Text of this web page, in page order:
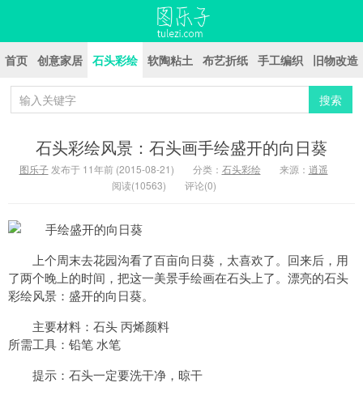
首页 创意家居 石头彩绘 软陶粘土 布艺折纸 手工编织 旧物改造
石头彩绘风景：石头画手绘盛开的向日葵
图乐子发布于 11年前 (2015-08-21) 分类： 石头彩绘 来源： 逍遥
阅读(10563)
评论(0)
上个周末去花园沟看了百亩向日葵，太喜欢了。回来后，用
了两个晚上的时间，把这一美景手绘画在石头上了。漂亮的石头
彩绘风景：盛开的向日葵。
主要材料：石头 丙烯颜料
所需工具：铅笔 水笔
提示：石头一定要洗干净，晾干